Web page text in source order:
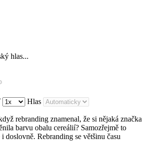
hlas...
Hlas
rebranding znamenal, že si nějaká značka
barvu obalu cereálií? Samozřejmě to
doslovně. Rebranding se většinu času